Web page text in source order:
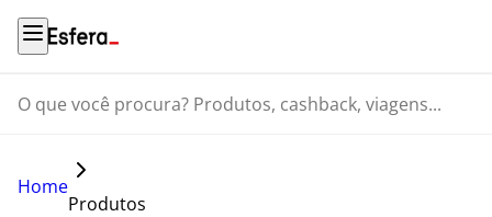
O que você procura? Produtos, cashback, viagens...
Home
Produtos